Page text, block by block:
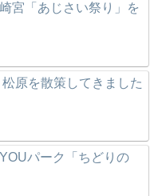
宮「あじさい祭り」を
原を散策してきました
YOUパーク「ちどりの